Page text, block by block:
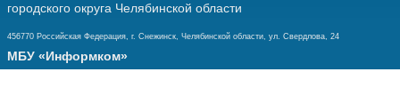
городского округа Челябинской области
456770 Российская Федерация, г. Снежинск, Челябинской области, ул. Свердлова, 24
МБУ «Информком»